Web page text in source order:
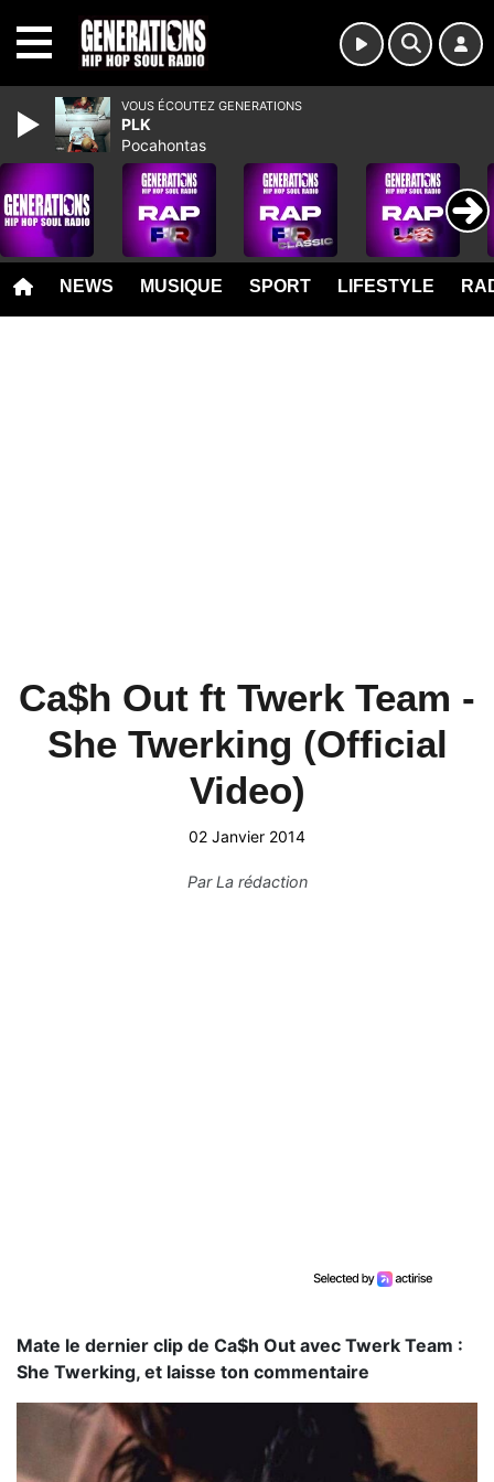
NEWS MUSIQUE SPORT LIFESTYLE
Ca$h Out ft Twerk Team -
She Twerking (Official
Video)
02 Janvier 2014
ParLa rédaction
Mate le dernier clip de Ca$h Out avec Twerk Team :
She Twerking, et laisse ton commentaire
VOUS ÉCOUTEZ GENERATIONS
PLK
Pocahontas